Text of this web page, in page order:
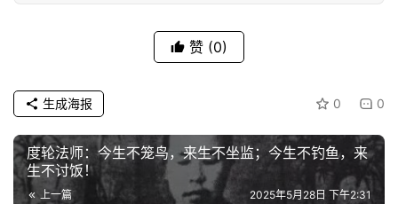
僧
僧
访
谈
心
赞 (0)
0 0
生成海报
度轮法师：今生不笼鸟，来生不坐监；今生不钓鱼，来
生不讨饭！
上一篇 2025年5月28日 下午2:31